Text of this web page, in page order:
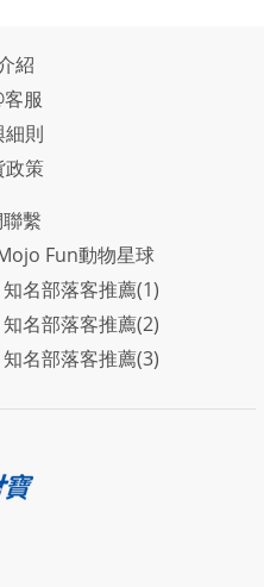
紹
服
細則
政策
繫
Fun動物星球
名部落客推薦(1)
名部落客推薦(2)
名部落客推薦(3)